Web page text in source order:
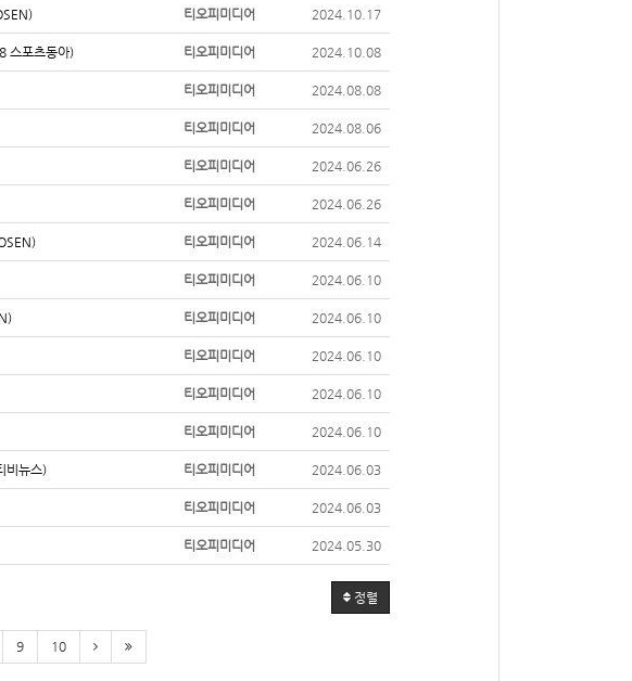
티오피미디어 2024.10.17
스포츠동아) 티오피미디어 2024.10.08
티오피미디어 2024.08.08
티오피미디어 2024.08.06
티오피미디어 2024.06.26
티오피미디어 2024.06.26
티오피미디어 2024.06.14
티오피미디어 2024.06.10
티오피미디어 2024.06.10
티오피미디어 2024.06.10
티오피미디어 2024.06.10
티오피미디어 2024.06.10
비뉴스) 티오피미디어 2024.06.03
티오피미디어 2024.06.03
티오피미디어 2024.05.30
정렬
9 10